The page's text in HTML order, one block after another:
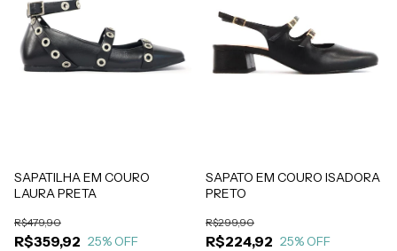
SAPATILHA EM COURO
LAURA PRETA
R$359,92
R$479,90
25% OFF
SAPATO EM COURO ISADORA
PRETO
R$224,92
R$299,90
25% OFF